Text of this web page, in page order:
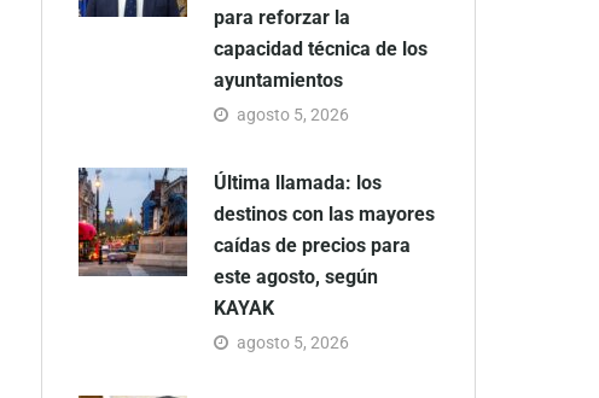
para reforzar la
capacidad técnica de los
ayuntamientos
agosto 5, 2026
Última llamada: los
destinos con las mayores
caídas de precios para
este agosto, según
KAYAK
agosto 5, 2026